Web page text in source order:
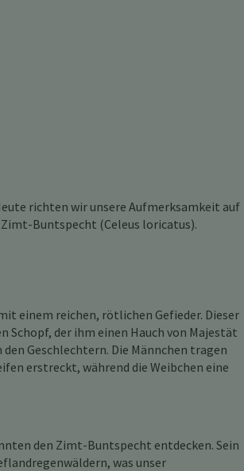
richten wir unsere Aufmerksamkeit auf
Zimt-Buntspecht (Celeus loricatus).
einem reichen, rötlichen Gefieder. Dieser
der ihm einen Hauch von Majestät
Geschlechtern. Die Männchen tragen
erstreckt, während die Weibchen eine
den Zimt-Buntspecht entdecken. Sein
was unser